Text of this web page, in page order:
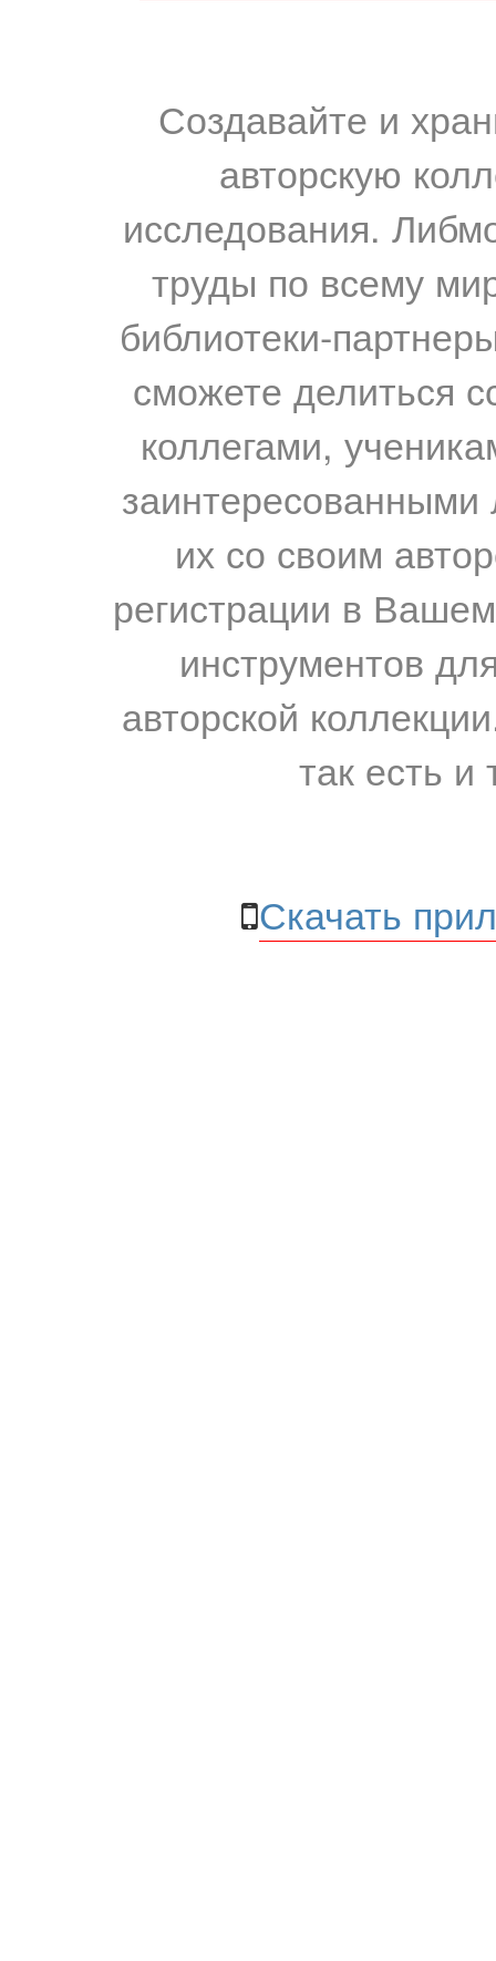
Создавайте и
авторскую
исследования.
труды по всему
библиотеки-
сможете делиться
коллегами,
их со своим
регистрации в
инструментов
авторской
так есть и
Скачать